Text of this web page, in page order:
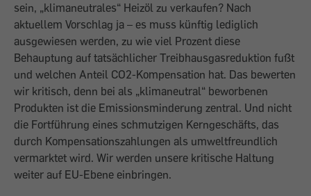
sein, ­„klimaneutrales“ Heizöl zu verkaufen? Nach
aktuellem Vorschlag ja – es muss künftig lediglich
ausgewiesen werden, zu wie viel Prozent diese
Behauptung auf tatsächlicher Treibhausgasreduktion fußt
und welchen Anteil CO2-Kompensation hat. Das bewerten
wir kritisch, denn bei als „klimaneutral“ beworbenen
Produkten ist die Emissionsminderung zentral. Und nicht
die Fortführung eines schmutzigen Kerngeschäfts, das
durch Kompensationszahlungen als umweltfreundlich
vermarktet wird. Wir werden unsere kritische Haltung
weiter auf EU-Ebene einbringen.